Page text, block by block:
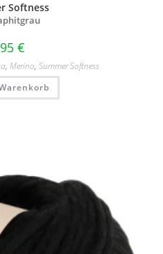
Softness
€
, Merino, Summer Softness